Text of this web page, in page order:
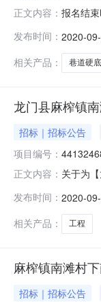
正文内容： 报名结
介服务
背村小
发布时间： 2020-
相关产品：
巷道硬
龙门县麻榨镇
招标｜招标公告
项目编号：
正文内容： 关于为
价咨询
要求说明
发布时间： 2020-
相关产品：
工程
麻榨镇南滩村
招标｜招标公告